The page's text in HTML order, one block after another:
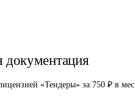
документация
«Тендеры» за 750 ₽ в мес